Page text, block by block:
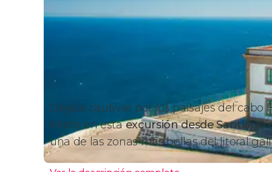
Dejaos cautivar por los paisajes del cabo
Morte en estaexcursión desde Santiago
una de las zonas más bellas del litoral